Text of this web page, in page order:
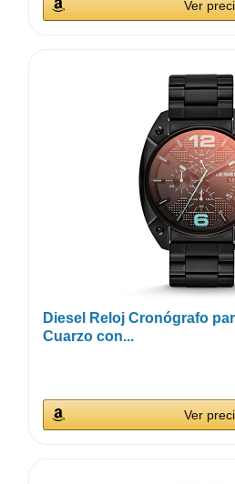
Ver
Diesel Reloj Cronógrafo
Cuarzo con...
Ver